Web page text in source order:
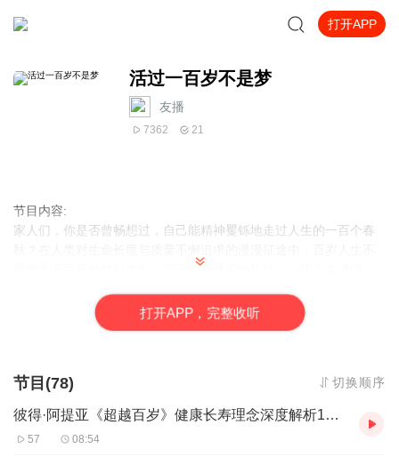
打开APP
活过一百岁不是梦
友播
7362 21
节目内容:
家人们，你是否曾畅想过，自己能精神矍铄地走过人生的一百个春
再是遥不可及的梦幻泡影，它正迈着坚实的步伐，一步步走进现
笋般持续攀升，长寿人群的分布愈发广泛。这一令人欣喜的现象背
后，是生活方式的革新、医疗技术的腾飞、社会环境的优化等众多
导，全方位、深层次地为您剖析如何从当下的每一个细微之处做出
改变，一步步拥抱百岁人生，助您开启这场充满希望与奇迹的非凡
生命旅程。
打开APP，完整收听
节目(78) 切换顺序
彼得·阿提亚《超越百岁》健康长寿理念深度解析1：科学养生的革命性指南
57 08:54